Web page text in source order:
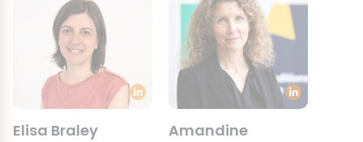
Elisa Braley
Amandine